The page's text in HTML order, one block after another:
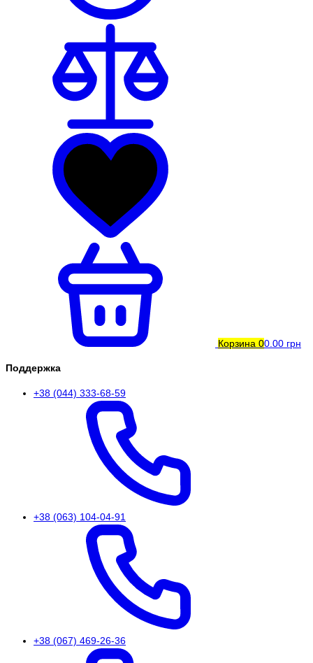
Корзина 00.00 грн
Поддержка
+38 (044) 333-68-59
+38 (063) 104-04-91
+38 (067) 469-26-36